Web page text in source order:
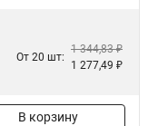
От 20 шт:
1 344,83 ₽
1 277,49 ₽
В корзину